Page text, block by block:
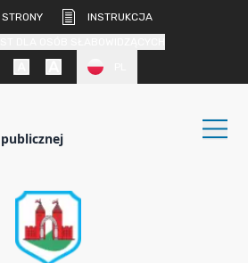
INSTRUKCJA